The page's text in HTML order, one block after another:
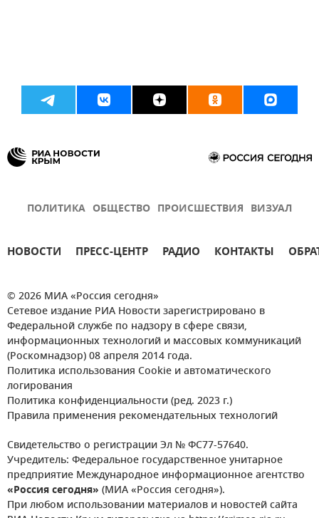
ПОЛИТИКА ОБЩЕСТВО ПРОИСШЕСТВИЯ ВИЗУАЛ
НОВОСТИ ПРЕСС-ЦЕНТР РАДИО КОНТАКТЫ
© 2026 МИА «Россия сегодня»
Сетевое издание РИА Новости зарегистрировано в
Федеральной службе по надзору в сфере связи,
информационных технологий и массовых коммуникаций
(Роскомнадзор) 08 апреля 2014 года.
Политика использования Cookie и автоматического
логирования
Политика конфиденциальности (ред. 2023 г.)
Правила применения рекомендательных технологий
Свидетельство о регистрации Эл № ФС77-57640.
Учредитель: Федеральное государственное унитарное
предприятие Международное информационное агентство
«Россия сегодня» (МИА «Россия сегодня»).
При любом использовании материалов и новостей сайта